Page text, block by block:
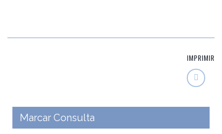
IMPRIMIR
Marcar Consulta